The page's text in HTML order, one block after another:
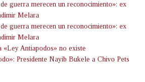
guerra merecen un reconocimiento»: ex
Melara
guerra merecen un reconocimiento»: ex
Melara
«Ley Antiapodos» no existe
Presidente Nayib Bukele a Chivo Pets